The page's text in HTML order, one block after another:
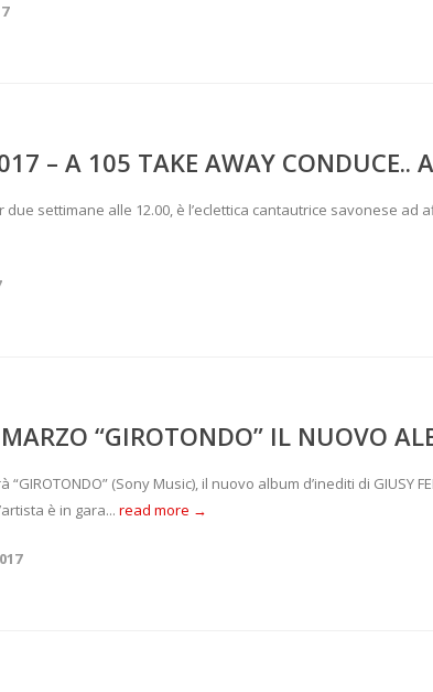
– A 105 TAKE AWAY CONDUCE..
due settimane alle 12.00, è l’eclettica cantautrice savonese
“GIROTONDO” IL NUOVO
“GIROTONDO” (Sony Music), il nuovo album d’inediti di GIUSY
è in gara... read more →